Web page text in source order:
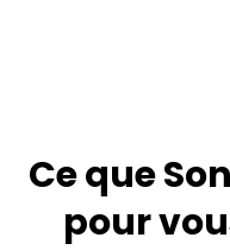
Ce que
pour